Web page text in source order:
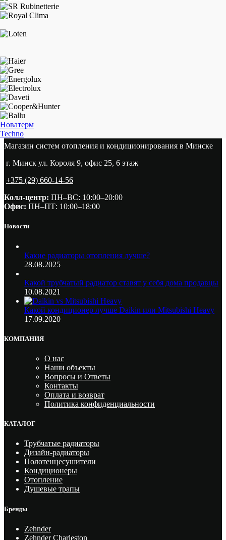
Новатерм
Techno
Магазин систем отопления и кондиционирования в Минске
г. Минск ул. Короля 9, офис 25, 6 этаж
+375 (29) 660-14-56
Колл-центр: ПН–ВС: 10:00–20:00​
Офис: ПН–ПТ: 10:00–18:00
Новости
Какие радиаторы отопления лучше?
28.08.2025
Какой трубчатый радиатор ставят у себя дома продавцы
10.08.2021
Какой кондиционер лучше Daikin или Mitsubishi Heavy
17.09.2020
КОМПАНИЯ
О нас
Наши объекты
Вопросы и Ответы
Контакты
Оплата и возврат
Политика конфиденциальности
КАТАЛОГ
Трубчатые радиаторы
Дизайн-радиаторы
Полотенцесушители
Кондиционеры
Отопление
Душевые трапы
Бренды
Zehnder
Zehnder Charleston